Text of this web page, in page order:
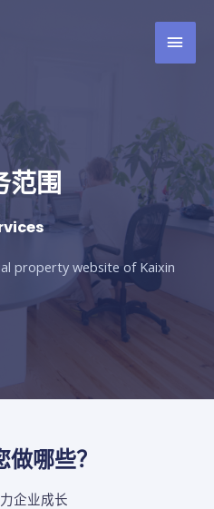
范围
property website of Kaixin
哪些？
企业成长